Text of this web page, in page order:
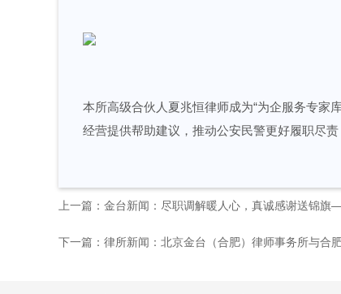
本所高级合伙人夏兆恒律师成为“为企服务专家
经营提供帮助建议，推动公安民警更好履职尽
上一篇：金台新闻：尽职调解暖人心，真诚感谢送锦
下一篇：律所新闻：北京金台（合肥）律师事务所与合